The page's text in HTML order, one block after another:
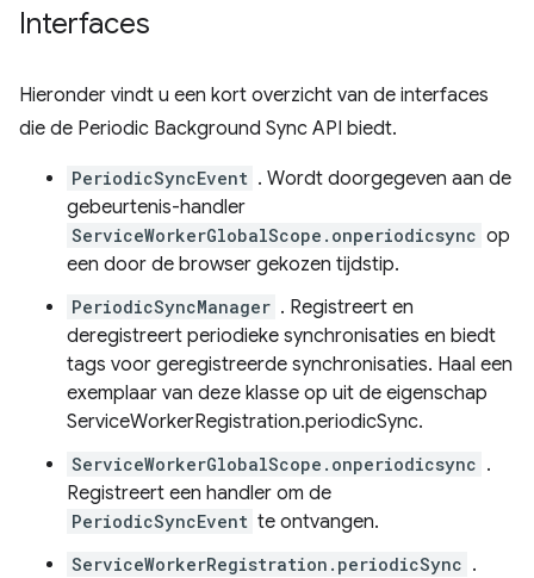
Interfaces
Hieronder vindt u een kort overzicht van de interfaces
die de Periodic Background Sync API biedt.
PeriodicSyncEvent . Wordt doorgegeven aan de
gebeurtenis-handler
ServiceWorkerGlobalScope.onperiodicsync op
een door de browser gekozen tijdstip.
PeriodicSyncManager . Registreert en
deregistreert periodieke synchronisaties en biedt
tags voor geregistreerde synchronisaties. Haal een
exemplaar van deze klasse op uit de eigenschap
ServiceWorkerRegistration.periodicSync.
ServiceWorkerGlobalScope.onperiodicsync .
Registreert een handler om de
PeriodicSyncEvent te ontvangen.
ServiceWorkerRegistration.periodicSync .